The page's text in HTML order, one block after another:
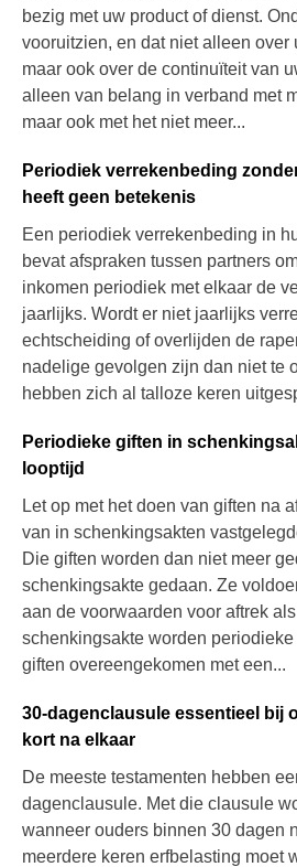
bezig met uw product of dienst.
vooruitzien, en dat niet alleen over
maar ook over de continuïteit van
alleen van belang in verband met
maar ook met het niet meer...
Periodiek verrekenbeding
heeft geen betekenis
Een periodiek verrekenbeding in
bevat afspraken tussen partners
inkomen periodiek met elkaar de
jaarlijks. Wordt er niet jaarlijks
echtscheiding of overlijden de
nadelige gevolgen zijn dan niet te
hebben zich al talloze keren
Periodieke giften in
looptijd
Let op met het doen van giften na
van in schenkingsakten
Die giften worden dan niet meer
schenkingsakte gedaan. Ze
aan de voorwaarden voor aftrek
schenkingsakte worden
giften overeengekomen met een...
30-dagenclausule essentieel bij
kort na elkaar
De meeste testamenten hebben
dagenclausule. Met die clausule
wanneer ouders binnen 30 dagen
meerdere keren erfbelasting moet